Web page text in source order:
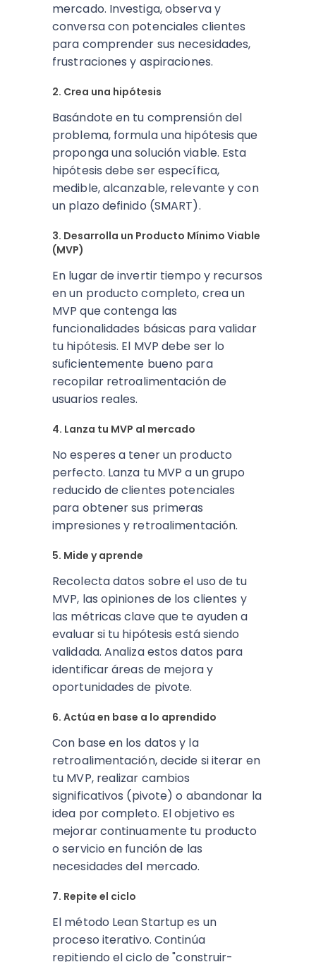
mercado. Investiga, observa y
conversa con potenciales clientes
para comprender sus necesidades,
frustraciones y aspiraciones.
2. Crea una hipótesis
Basándote en tu comprensión del
problema, formula una hipótesis que
proponga una solución viable. Esta
hipótesis debe ser específica,
medible, alcanzable, relevante y con
un plazo definido (SMART).
3. Desarrolla un Producto Mínimo Viable
(MVP)
En lugar de invertir tiempo y recursos
en un producto completo, crea un
MVP que contenga las
funcionalidades básicas para validar
tu hipótesis. El MVP debe ser lo
suficientemente bueno para
recopilar retroalimentación de
usuarios reales.
4. Lanza tu MVP al mercado
No esperes a tener un producto
perfecto. Lanza tu MVP a un grupo
reducido de clientes potenciales
para obtener sus primeras
impresiones y retroalimentación.
5. Mide y aprende
Recolecta datos sobre el uso de tu
MVP, las opiniones de los clientes y
las métricas clave que te ayuden a
evaluar si tu hipótesis está siendo
validada. Analiza estos datos para
identificar áreas de mejora y
oportunidades de pivote.
6. Actúa en base a lo aprendido
Con base en los datos y la
retroalimentación, decide si iterar en
tu MVP, realizar cambios
significativos (pivote) o abandonar la
idea por completo. El objetivo es
mejorar continuamente tu producto
o servicio en función de las
necesidades del mercado.
7. Repite el ciclo
El método Lean Startup es un
proceso iterativo. Continúa
repitiendo el ciclo de "construir-